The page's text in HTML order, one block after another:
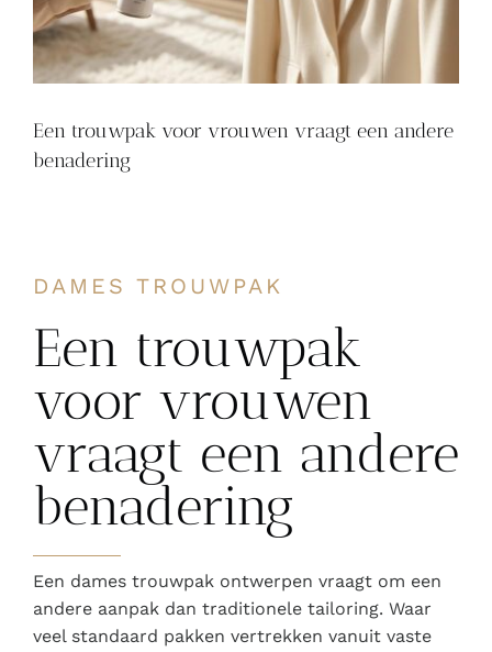
Een trouwpak voor vrouwen vraagt een andere
benadering
DAMES TROUWPAK
Een trouwpak
voor vrouwen
vraagt een andere
benadering
Een dames trouwpak ontwerpen vraagt om een
andere aanpak dan traditionele tailoring. Waar
veel standaard pakken vertrekken vanuit vaste